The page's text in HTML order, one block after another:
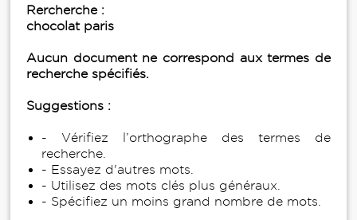
Rercherche :
chocolat paris
Aucun document ne correspond aux termes de
recherche spécifiés.
Suggestions :
- Vérifiez l’orthographe des termes de
recherche.
- Essayez d'autres mots.
- Utilisez des mots clés plus généraux.
- Spécifiez un moins grand nombre de mots.